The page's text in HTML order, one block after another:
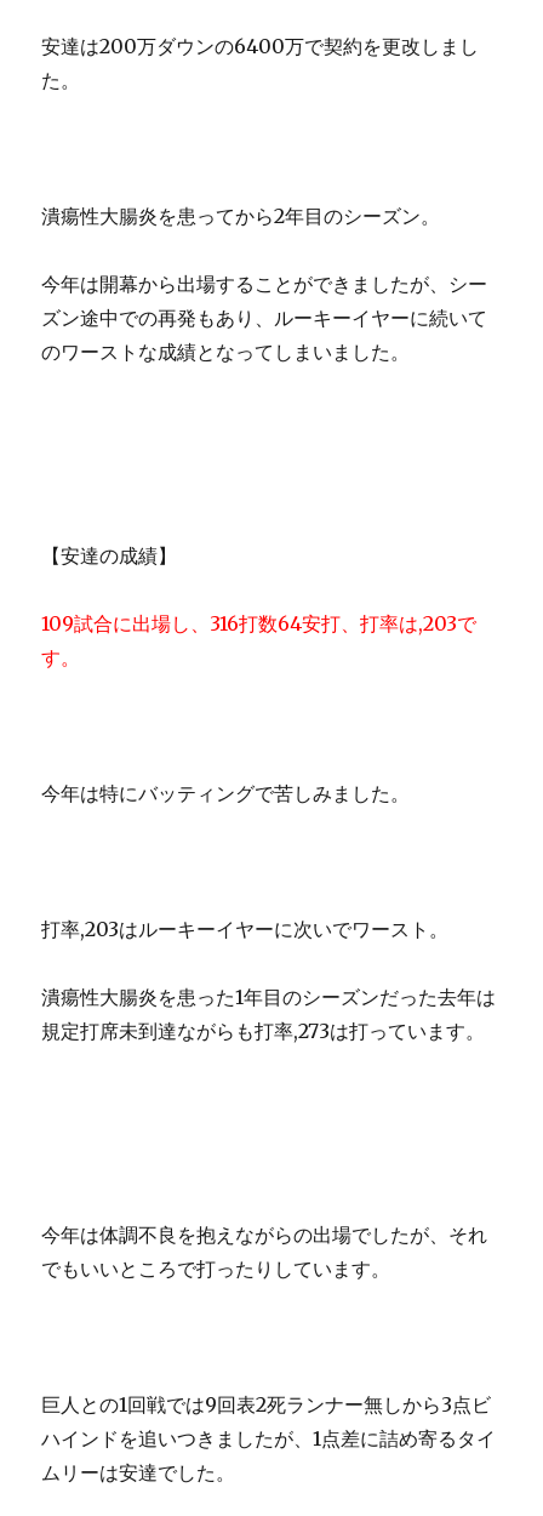
安達は200万ダウンの6400万で契約を更改しまし
た。
潰瘍性大腸炎を患ってから2年目のシーズン。
今年は開幕から出場することができましたが、シー
ズン途中での再発もあり、ルーキーイヤーに続いて
のワーストな成績となってしまいました。
【安達の成績】
109試合に出場し、316打数64安打、打率は,203で
す。
今年は特にバッティングで苦しみました。
打率,203はルーキーイヤーに次いでワースト。
潰瘍性大腸炎を患った1年目のシーズンだった去年は
規定打席未到達ながらも打率,273は打っています。
今年は体調不良を抱えながらの出場でしたが、それ
でもいいところで打ったりしています。
巨人との1回戦では9回表2死ランナー無しから3点ビ
ハインドを追いつきましたが、1点差に詰め寄るタイ
ムリーは安達でした。